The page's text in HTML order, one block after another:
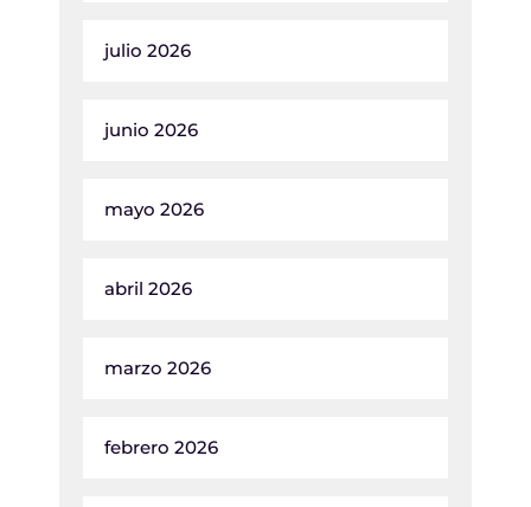
julio 2026
junio 2026
mayo 2026
abril 2026
marzo 2026
febrero 2026